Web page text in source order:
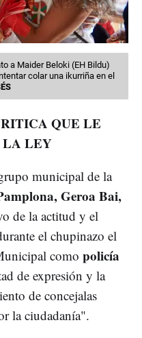
a Maider Beloki (EH Bildu)
colar una ikurriña en el
QUE LE
LA LEY
municipal de la
Geroa Bai,
de la actitud y el
el chupinazo el
como policía
de expresión y la
de concejalas
la ciudadanía".